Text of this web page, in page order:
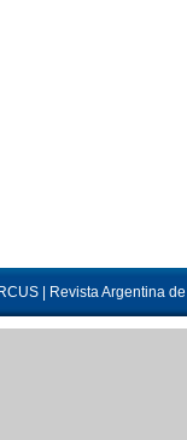
| Revista Argentina